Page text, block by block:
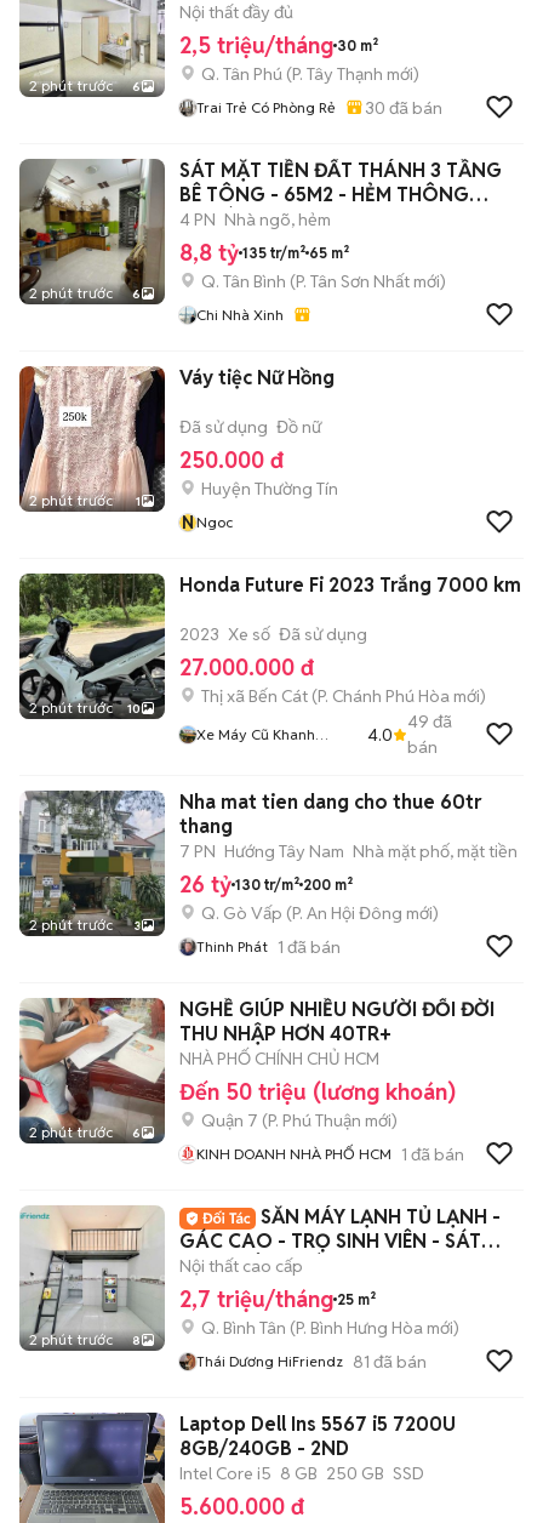
2 phút trước 6
CÔNG THƯƠNG
Nội thất đầy đủ
2,5 triệu/tháng 30 m²
Q. Tân Phú (P. Tây Thạnh mới)
Trai Trẻ Có Phòng Rẻ 30 đã bán
2 phút trước 6
SÁT MẶT TIỀN ĐẤT THÁNH 3 TẦNG
BÊ TÔNG - 65M2 - HẺM THÔNG
THOÁNG - 4PN
4 PN Nhà ngõ, hẻm
8,8 tỷ 135 tr/m² 65 m²
Q. Tân Bình (P. Tân Sơn Nhất mới)
Chi Nhà Xinh
2 phút trước 1
Váy tiệc Nữ Hồng
Đã sử dụng Đồ nữ
250.000 đ
Huyện Thường Tín
NNgoc
2 phút trước 10
Honda Future Fi 2023 Trắng 7000 km
2023 Xe số Đã sử dụng
27.000.000 đ
Thị xã Bến Cát (P. Chánh Phú Hòa mới)
Xe Máy Cũ Khanh
4.0
49 đã
bán
2 phút trước 3
Nha mat tien dang cho thue 60tr
thang
7 PN Hướng Tây Nam Nhà mặt phố, mặt tiền
26 tỷ 130 tr/m² 200 m²
Q. Gò Vấp (P. An Hội Đông mới)
Thinh Phát 1 đã bán
2 phút trước 6
NGHỀ GIÚP NHIỀU NGƯỜI ĐỔI ĐỜI
THU NHẬP HƠN 40TR+
NHÀ PHỐ CHÍNH CHỦ HCM
Đến 50 triệu (lương khoán)
Quận 7 (P. Phú Thuận mới)
KINH DOANH NHÀ PHỐ HCM 1 đã bán
2 phút trước 8
SẴN MÁY LẠNH TỦ LẠNH -
GÁC CAO - TRỌ SINH VIÊN - SÁT
AEON TÂN PHÚ
Nội thất cao cấp
2,7 triệu/tháng 25 m²
Q. Bình Tân (P. Bình Hưng Hòa mới)
Thái Dương HiFriendz 81 đã bán
Laptop Dell Ins 5567 i5 7200U
8GB/240GB - 2ND
Intel Core i5 8 GB 250 GB SSD
5.600.000 đ